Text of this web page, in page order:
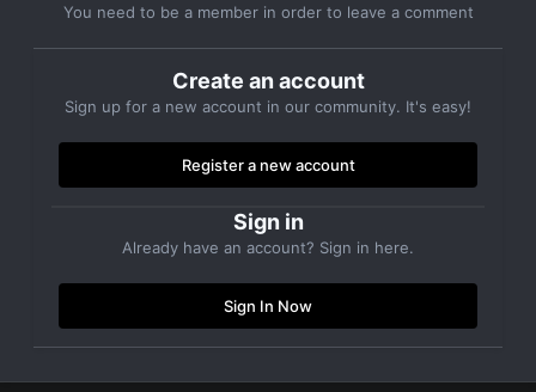
You need to be a member in order to leave a comment
Create an account
Sign up for a new account in our community. It's easy!
Register a new account
Sign in
Already have an account? Sign in here.
Sign In Now